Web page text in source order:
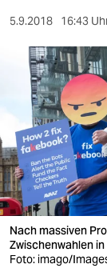
sport
berlin
nord
wahrheit
verlag
verlag
veranstaltungen
5.9.2018 16:43
Nach massiven
Zwischenwahlen
Foto: imago/